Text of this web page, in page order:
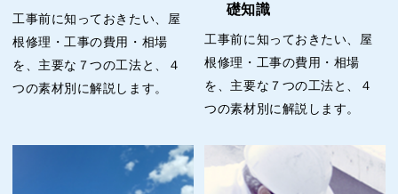
工事前に知っておきたい、屋
根修理・工事の費用・相場
を、主要な７つの工法と、４
つの素材別に解説します。
礎知識
工事前に知っておきたい、屋
根修理・工事の費用・相場
を、主要な７つの工法と、４
つの素材別に解説します。